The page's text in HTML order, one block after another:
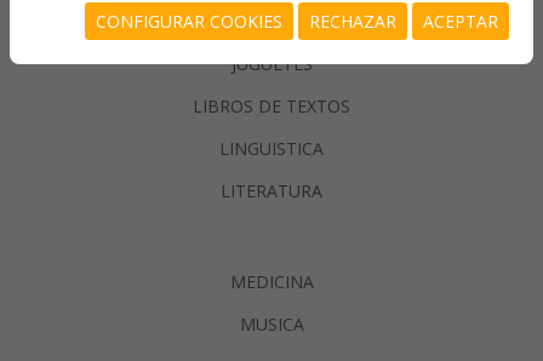
JUEGOS/PASATIEMPOS
JUGUETES
LIBROS DE TEXTOS
LINGUISTICA
LITERATURA
MEDICINA
MUSICA
CONFIGURAR COOKIES RECHAZAR ACEPTAR